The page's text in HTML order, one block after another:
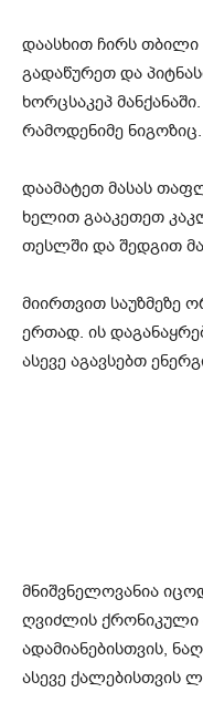
დაასხით ჩირს თბილი
გადაწურეთ და
ხორცსაკეპ
რამოდენიმე ნიგოზიც.
დაამატეთ მასას
ხელით გააკეთეთ
თესლში და შედგით
მიირთვით საუზმეზე
ერთად. ის
ასევე აგავსებთ
მნიშვნელოვანია
ღვიძლის ქრონიკული
ადამიანებისთვის,
ასევე ქალებისთვის